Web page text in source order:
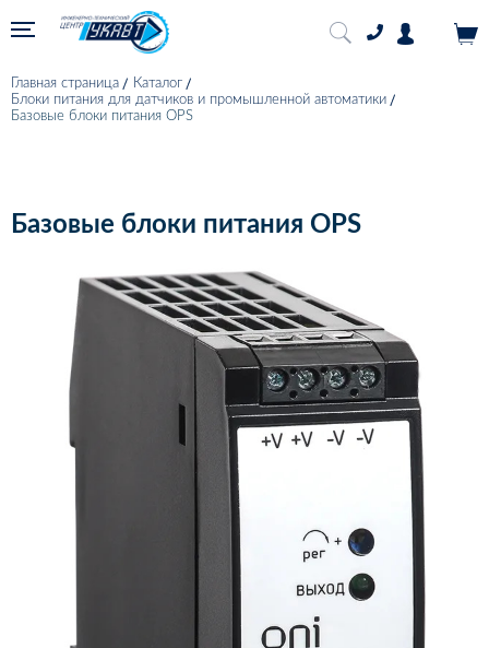
Главная страница
Каталог
Блоки питания для датчиков и промышленной автоматики
Базовые блоки питания OPS
Базовые блоки питания OPS